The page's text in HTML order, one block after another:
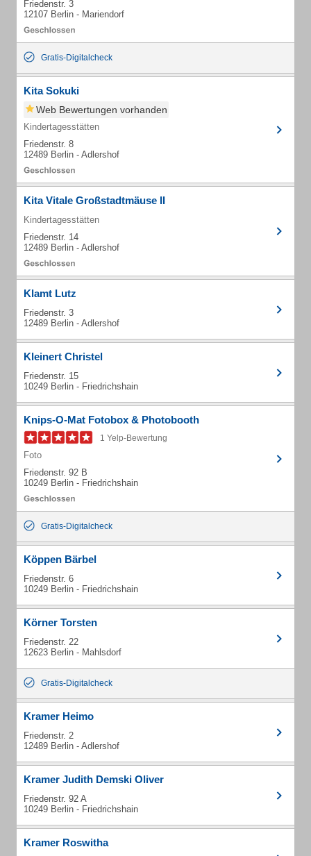
Friedenstr. 3
12107 Berlin - Mariendorf
Gratis-Digitalcheck
Kita Sokuki
Web Bewertungen vorhanden
Kindertagesstätten
Friedenstr. 8
12489 Berlin - Adlershof
Kita Vitale Großstadtmäuse II
Kindertagesstätten
Friedenstr. 14
12489 Berlin - Adlershof
Klamt Lutz
Friedenstr. 3
12489 Berlin - Adlershof
Kleinert Christel
Friedenstr. 15
10249 Berlin - Friedrichshain
Knips-O-Mat Fotobox & Photobooth
1 Yelp-Bewertung
Foto
Friedenstr. 92 B
10249 Berlin - Friedrichshain
Gratis-Digitalcheck
Köppen Bärbel
Friedenstr. 6
10249 Berlin - Friedrichshain
Körner Torsten
Friedenstr. 22
12623 Berlin - Mahlsdorf
Gratis-Digitalcheck
Kramer Heimo
Friedenstr. 2
12489 Berlin - Adlershof
Kramer Judith Demski Oliver
Friedenstr. 92 A
10249 Berlin - Friedrichshain
Kramer Roswitha